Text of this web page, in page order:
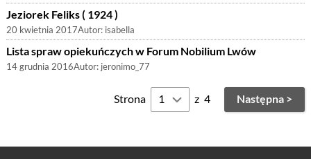
Jeziorek Feliks ( 1924 )
20 kwietnia 2017Autor: isabella
Lista spraw opiekuńczych w Forum Nobilium Lwów
14 grudnia 2016Autor: jeronimo_77
Strona z 4 Następna >